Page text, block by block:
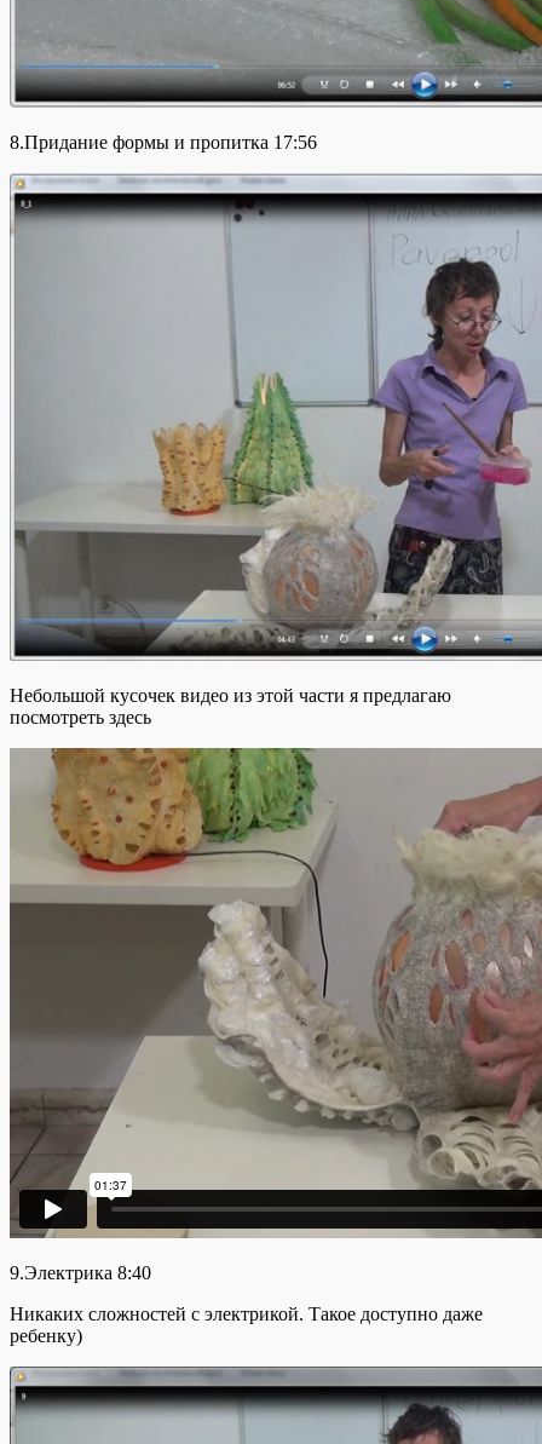
8.Придание формы и пропитка 17:56
Небольшой кусочек видео из этой части я предлагаю
посмотреть здесь
9.Электрика 8:40
Никаких сложностей с электрикой. Такое доступно даже
ребенку)